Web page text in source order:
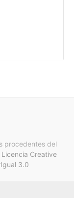
procedentes del
Licencia Creative
3.0